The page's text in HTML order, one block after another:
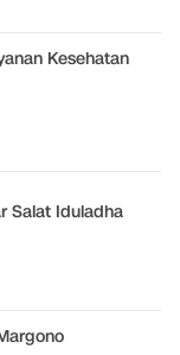
Kesehatan
Salat Iduladha